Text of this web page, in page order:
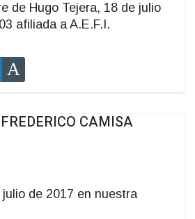
de Hugo Tejera, 18 de julio
afiliada a A.E.F.I.
CAMISA
de 2017 en nuestra